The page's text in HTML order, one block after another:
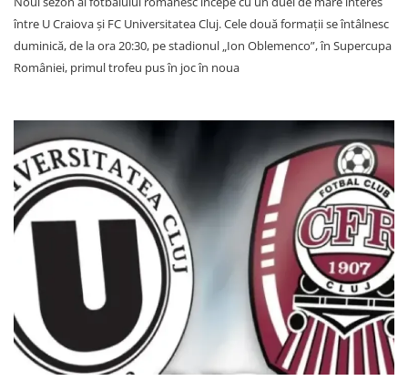
între U Craiova și FC Universitatea Cluj. Cele două formații se întâlnesc
duminică, de la ora 20:30, pe stadionul „Ion Oblemenco”, în Supercupa
României, primul trofeu pus în joc în noua